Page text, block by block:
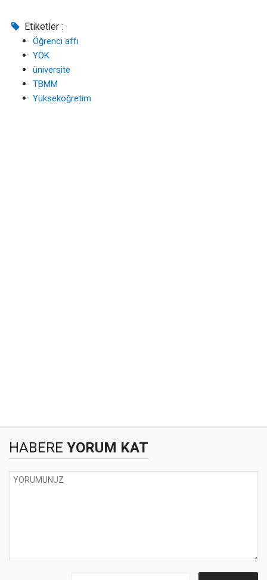
Etiketler :
Öğrenci affı
YÖK
üniversite
TBMM
Yükseköğretim
HABERE YORUM KAT